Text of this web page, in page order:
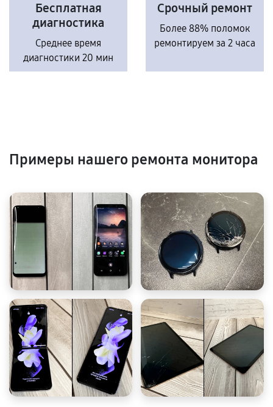
Бесплатная
диагностика
Среднее время
диагностики 20 мин
Срочный ремонт
Более 88% поломок
ремонтируем за 2 часа
Примеры нашего ремонта монитора